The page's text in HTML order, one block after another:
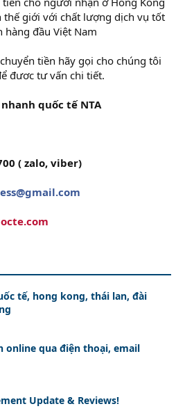
thế giới với chất lượng dịch vụ tốt
hàng đầu Việt Nam
tiền hãy gọi cho chúng tôi
đươc tư vấn chi tiết.
quốc tế NTA
( zalo, viber)
tế, hong kong, thái lan, đài
online qua điện thoại, email
Update & Reviews!